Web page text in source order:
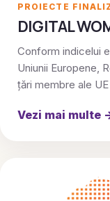
PROIECTE
DIGITAL
Conform indicelui
Uniunii Europene,
țări membre ale
Vezi mai multe